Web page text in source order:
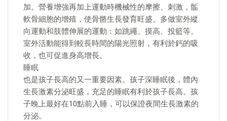
加。營養增強再加上運動時機械性的摩擦、刺激，骺
軟骨細胞的增殖，使骨骼生長發育旺盛。多做室外縱
向運動和肢體伸展的運動：如跳繩、摸高、投籃等。
室外活動能得到較長時間的陽光照射，有利於鈣的吸
收，也可促進身高增長。
睡眠
也是孩子長高的又一重要因素。孩子深睡眠後，體內
生長激素分泌旺盛，充足的睡眠有利於孩子長高。孩
子晚上最好在10點前入睡，可以保證夜間生長激素的
分泌。